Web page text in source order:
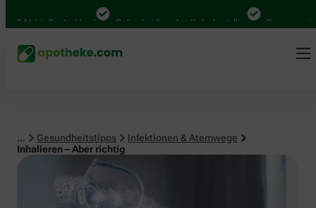
Mal in Deutschland Online bei Ihrer Apotheke bestellen Bequem
... Gesundheitstipps
Infektionen & Atemwege
Inhalieren – Aber richtig
Infektionen & Atemwege